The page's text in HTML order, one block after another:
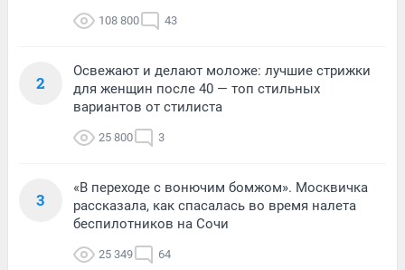
108 800 43
2
Освежают и делают моложе: лучшие стрижки
для женщин после 40 — топ стильных
вариантов от стилиста
25 800 3
3
«В переходе с вонючим бомжом». Москвичка
рассказала, как спасалась во время налета
беспилотников на Сочи
25 349 64